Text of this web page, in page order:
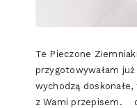
Te Pieczone
przygotowywałam
wychodzą
z Wami przepisem.